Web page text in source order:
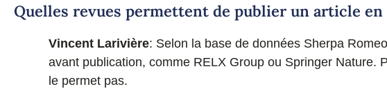
Quelles revues permettent de publier un article en
Vincent Larivière: Selon la base de données Sherpa
avant publication, comme RELX Group ou Springer Nature.
le permet pas.